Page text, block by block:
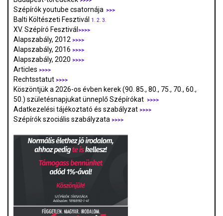
Szépírók youtube csatornája >>>
Balti Költészeti Fesztivál 1. 2. 3.
XV. Szépíró Fesztivál >>>>
Alapszabály, 2012 >>>>
Alapszabály, 2016 >>>>
Alapszabály, 2020 >>>>
Articles >>>>
Rechtsstatut >>>>
Köszöntjük a 2026-os évben kerek (90. 85., 80., 75., 70., 60.,
50.) születésnapjukat ünneplő Szépírókat
>>>>
Adatkezelési tájékoztató és szabályzat >>>>
Szépírók szociális szabályzata >>>>